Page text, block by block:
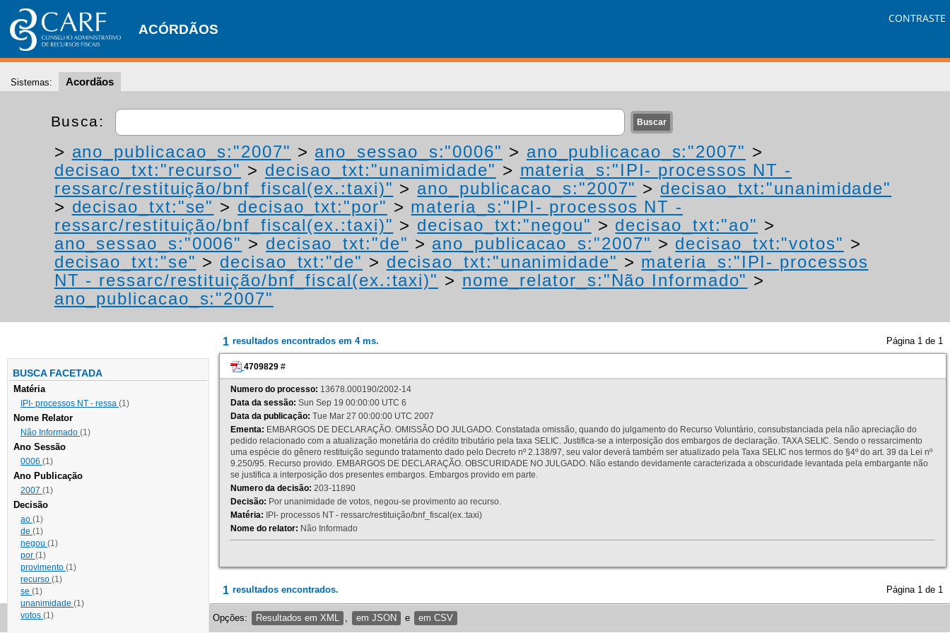
ACÓRDÃOS
CONTRASTE
Sistemas: Acordãos
Busca:
> ano_publicacao_s:"2007" > ano_sessao_s:"0006" > ano_publicacao_s:"2007" >
decisao_txt:"recurso" > decisao_txt:"unanimidade" > materia_s:"IPI- processos NT -
ressarc/restituição/bnf_fiscal(ex.:taxi)" > ano_publicacao_s:"2007" > decisao_txt:"unanimidade"
> decisao_txt:"se" > decisao_txt:"por" > materia_s:"IPI- processos NT -
ressarc/restituição/bnf_fiscal(ex.:taxi)" > decisao_txt:"negou" > decisao_txt:"ao" >
ano_sessao_s:"0006" > decisao_txt:"de" > ano_publicacao_s:"2007" > decisao_txt:"votos" >
decisao_txt:"se" > decisao_txt:"de" > decisao_txt:"unanimidade" > materia_s:"IPI- processos
NT - ressarc/restituição/bnf_fiscal(ex.:taxi)" > nome_relator_s:"Não Informado" >
ano_publicacao_s:"2007"
BUSCA FACETADA
Matéria
IPI- processos NT - ressa (1)
Nome Relator
Não Informado (1)
Ano Sessão
0006 (1)
Ano Publicação
2007 (1)
Decisão
ao (1)
de (1)
negou (1)
por (1)
provimento (1)
recurso (1)
se (1)
unanimidade (1)
votos (1)
1 resultados encontrados em 4 ms. Página 1 de 1
4709829 #
Numero do processo: 13678.000190/2002-14
Data da sessão: Sun Sep 19 00:00:00 UTC 6
Data da publicação: Tue Mar 27 00:00:00 UTC 2007
Ementa: EMBARGOS DE DECLARAÇÃO. OMISSÃO DO JULGADO. Constatada omissão, quando do julgamento do Recurso Voluntário, consubstanciada pela não apreciação do
pedido relacionado com a atualização monetária do crédito tributário pela taxa SELIC. Justifica-se a interposição dos embargos de declaração. TAXA SELIC. Sendo o ressarcimento
uma espécie do gênero restituição segundo tratamento dado pelo Decreto nº 2.138/97, seu valor deverá também ser atualizado pela Taxa SELIC nos termos do §4º do art. 39 da Lei nº
9.250/95. Recurso provido. EMBARGOS DE DECLARAÇÃO. OBSCURIDADE NO JULGADO. Não estando devidamente caracterizada a obscuridade levantada pela embargante não
se justifica a interposição dos presentes embargos. Embargos provido em parte.
Numero da decisão: 203-11890
Decisão: Por unanimidade de votos, negou-se provimento ao recurso.
Matéria: IPI- processos NT - ressarc/restituição/bnf_fiscal(ex.:taxi)
Nome do relator: Não Informado
1 resultados encontrados. Página 1 de 1
Opções: Resultados em XML em JSON e em CSV